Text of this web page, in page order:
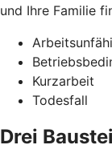
und Ihre Familie
Kurzarbeit
Todesfall
Drei